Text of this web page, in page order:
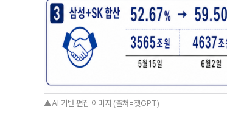
▲AI 기반 편집 이미지 (출처=쳇GPT)